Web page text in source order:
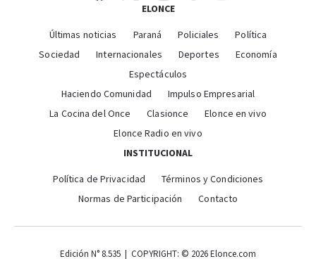
ELONCE
Últimas noticias Paraná Policiales
Política
Sociedad
Internacionales Deportes
Economía
Espectáculos
Haciendo Comunidad
Impulso Empresarial
La Cocina del Once
Clasionce
Elonce en vivo
Elonce Radio en vivo
INSTITUCIONAL
Política de Privacidad
Términos y Condiciones
Normas de Participación
Contacto
Edición N° 8.535 | COPYRIGHT: © 2026 Elonce.com